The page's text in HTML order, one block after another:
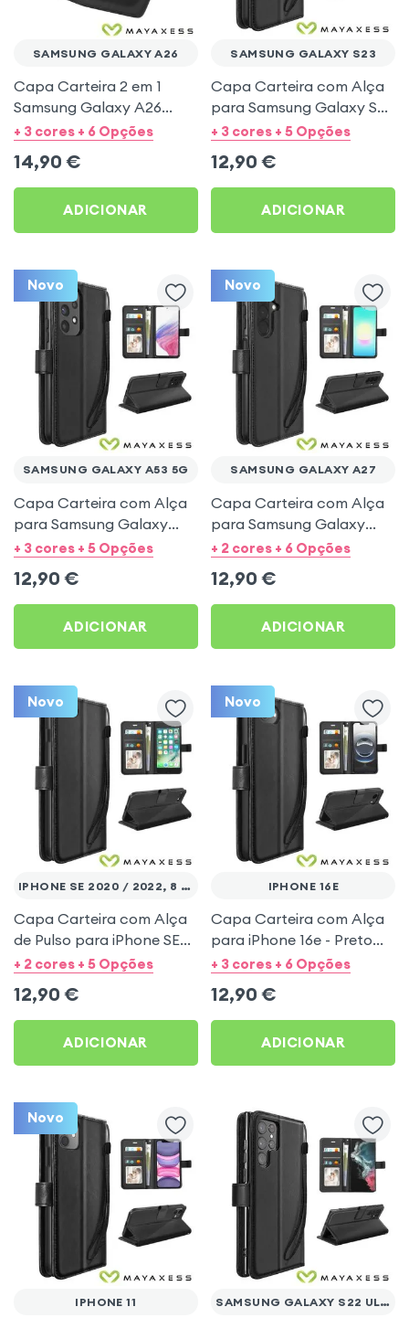
SAMSUNG GALAXY A26
Capa Carteira 2 em 1
Samsung Galaxy A26
Mayaxess Preto
+ 3 cores + 6 Opções
14,90 €
ADICIONAR
SAMSUNG GALAXY S23
Capa Carteira com Alça
para Samsung Galaxy S23
- Preto Mayaxess
+ 3 cores + 5 Opções
12,90 €
ADICIONAR
Novo
SAMSUNG GALAXY A53 5G
Capa Carteira com Alça
para Samsung Galaxy
A53 5G - Preto Mayaxess
+ 3 cores + 5 Opções
12,90 €
ADICIONAR
Novo
SAMSUNG GALAXY A27
Capa Carteira com Alça
para Samsung Galaxy
A27 - Preto Mayaxess
+ 2 cores + 6 Opções
12,90 €
ADICIONAR
Novo
IPHONE SE 2020 / 2022, 8 E 7
Capa Carteira com Alça
de Pulso para iPhone SE
2020 / 2022, 8 e 7 - Preto
+ 2 cores + 5 Opções
12,90 €
ADICIONAR
Novo
IPHONE 16E
Capa Carteira com Alça
para iPhone 16e - Preto
Mayaxess
+ 3 cores + 6 Opções
12,90 €
ADICIONAR
Novo
IPHONE 11 SAMSUNG GALAXY S22 ULTRA